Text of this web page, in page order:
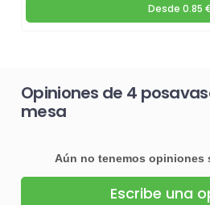
Desde 0.85
Opiniones de 4
mesa
Aún no tenemos opiniones
Escribe una